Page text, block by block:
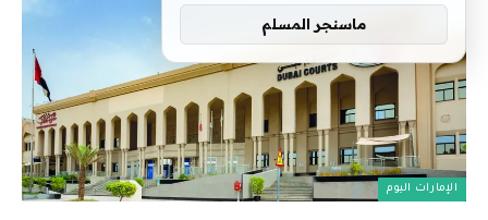
الإمارات اليوم
ماسنجر المسلم